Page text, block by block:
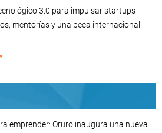
3.0 para impulsar startups
mentorías y una beca internacional
emprender: Oruro inaugura una nueva